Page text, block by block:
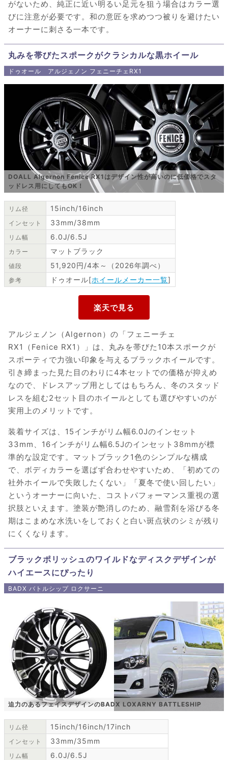
がないため、純正に近い明るい足元を狙う場合はカラー選
びに注意が必要です。和の意匠を求めつつ被りを避けたい
オーナーに刺さる一本です。
丸みを帯びたスポークがクラシカルな黒ホイール
ドゥオール アルジェノン フェニーチェRX1
DOALL Algernon Fenice RX1はデザイン性が高いのに低価格でスタ
ッドレス用にしてもOK！
リム径 15inch/16inch
インセット 33mm/38mm
リム幅 6.0J/6.5J
カラー マットブラック
値段 51,920円/4本～（2026年調べ）
参考 ドゥオール[ホイールメーカー一覧]
アルジェノン（Algernon）の「フェニーチェ
RX1（Fenice RX1）」は、丸みを帯びた10本スポークが
スポーティで力強い印象を与えるブラックホイールです。
引き締まった見た目のわりに4本セットでの価格が抑えめ
なので、ドレスアップ用としてはもちろん、冬のスタッド
レスを組む2セット目のホイールとしても選びやすいのが
実用上のメリットです。
装着サイズは、15インチがリム幅6.0Jのインセット
33mm、16インチがリム幅6.5Jのインセット38mmが標
準的な設定です。マットブラック1色のシンプルな構成
で、ボディカラーを選ばず合わせやすいため、「初めての
社外ホイールで失敗したくない」「夏冬で使い回したい」
というオーナーに向いた、コストパフォーマンス重視の選
択肢といえます。塗装が艶消しのため、融雪剤を浴びる冬
期はこまめな水洗いをしておくと白い斑点状のシミが残り
にくくなります。
ブラックポリッシュのワイルドなディスクデザインが
ハイエースにぴったり
BADX バトルシップ ロクサーニ
迫力のあるフェイスデザインのBADX LOXARNY BATTLESHIP
リム径 15inch/16inch/17inch
インセット 33mm/35mm
リム幅 6.0J/6.5J